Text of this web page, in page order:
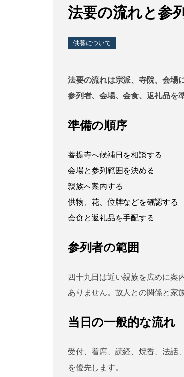
法要の流れと参
供養について
法要の流れは宗派、寺院、会場
参列者、会場、会食、返礼品を
準備の順序
菩提寺へ候補日を相談する
会場と参列範囲を決める
親族へ案内する
供物、花、位牌などを確認する
会食と返礼品を手配する
参列者の範囲
四十九日は近い親族を広めに案
ありません。故人との関係と家
当日の一般的な流れ
受付、着席、読経、焼香、法話
を優先します。